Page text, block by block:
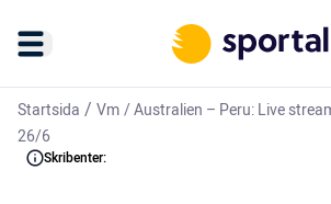
Startsida / Vm/Australien – Peru: Live
26/6
Skribenter: